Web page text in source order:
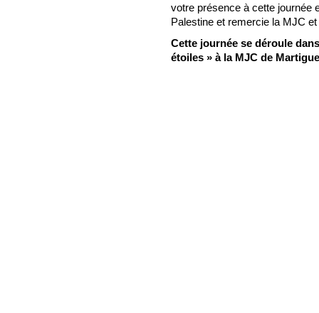
votre présence à cette journée
Palestine et remercie la MJC
Cette journée se déroule
étoiles » à la MJC de